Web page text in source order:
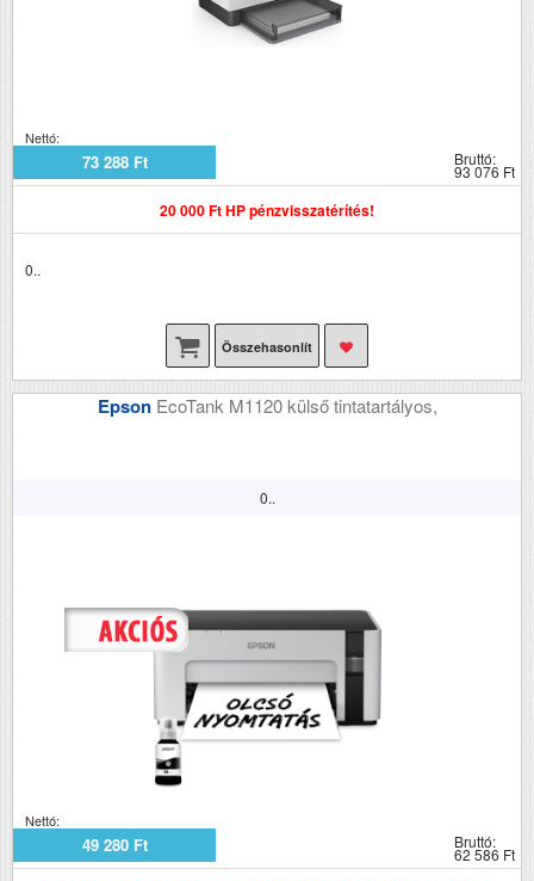
Nettó:
73 288 Ft Bruttó:
93 076 Ft
20 000 Ft HP pénzvisszatérítés!
0..
Összehasonlít
Epson EcoTank M1120 külső tintatartályos,
0..
Nettó:
49 280 Ft Bruttó:
62 586 Ft